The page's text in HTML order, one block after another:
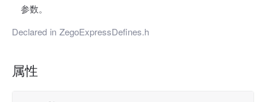
参数。
Declared in ZegoExpressDefines.h
属性